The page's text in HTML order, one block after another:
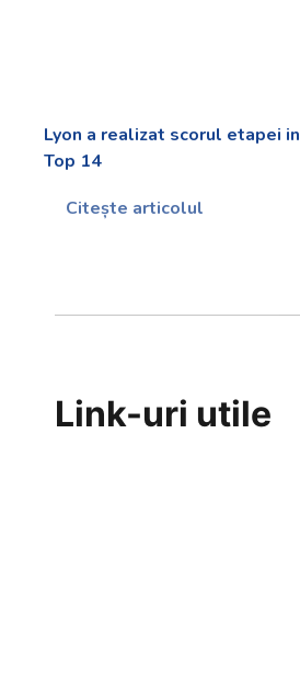
Lyon a realizat scorul etapei in
Top 14
Citește articolul
Link-uri utile